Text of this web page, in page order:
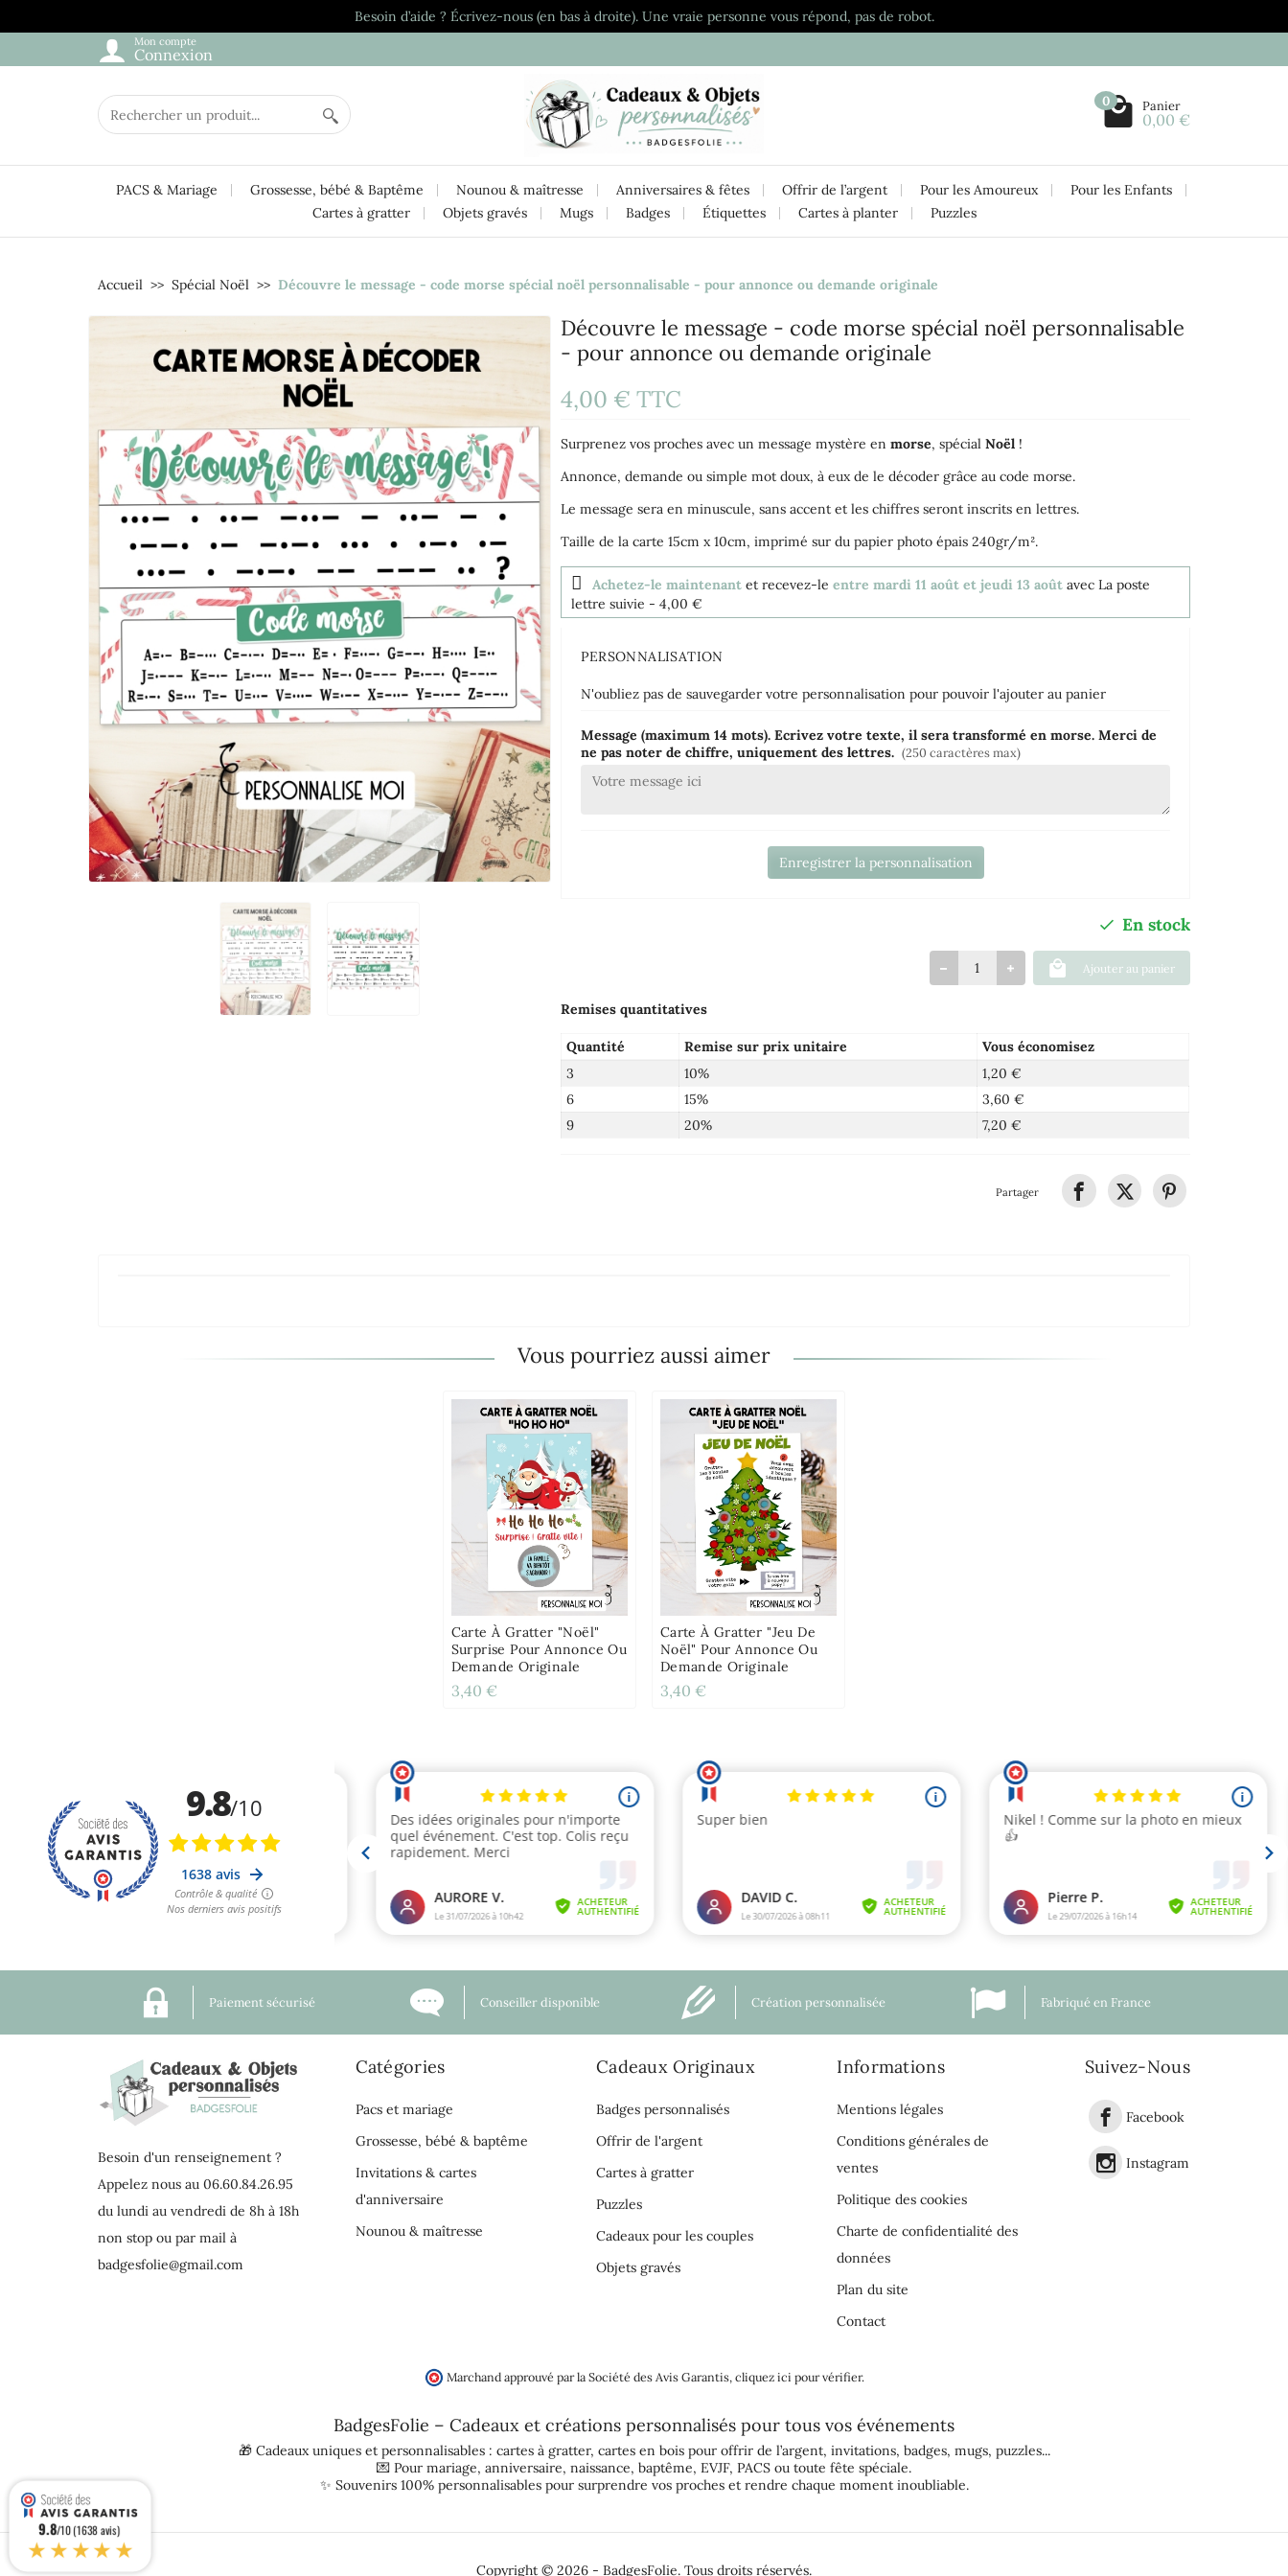
Besoin d’aide ? Écrivez-nous (en bas à droite). Une vraie personne vous répond, pas de robot.
Mon compte
Connexion
0 Panier
0,00 €
PACS & Mariage Grossesse, bébé & Baptême Nounou & maîtresse Anniversaires & fêtes Offrir de l’argent Pour les Amoureux
Pour les Enfants
Cartes à gratter
Objets gravés Mugs Badges Étiquettes Cartes à planter Puzzles
Accueil Spécial Noël Découvre le message - code morse spécial noël personnalisable - pour annonce ou demande originale
Découvre le message - code morse spécial noël personnalisable
- pour annonce ou demande originale
4,00 €TTC
Surprenez vos proches avec un message mystère enmorse, spécialNoël !
Annonce, demande ou simple mot doux, à eux de le décoder grâce au code morse.
Le message sera en minuscule, sans accent et les chiffres seront inscrits en lettres.
Taille de la carte 15cm x 10cm, imprimé sur du papier photo épais 240gr/m².
Achetez-le maintenant et recevez-leentre mardi 11 août et jeudi 13 août avec La poste
lettre suivie - 4,00 €
PERSONNALISATION
N'oubliez pas de sauvegarder votre personnalisation pour pouvoir l'ajouter au panier
Message (maximum 14 mots). Ecrivez votre texte, il sera transformé en morse. Merci de
ne pas noter de chiffre, uniquement des lettres. (250 caractères max)
Enregistrer la personnalisation
En stock
Ajouter au panier
Remises quantitatives
Quantité Remise sur prix unitaire
Vous économisez
3
10%
1,20 €
6
15%
3,60 €
9
20% 7,20 €
Partager
Vous pourriez aussi aimer
Carte À Gratter "Noël"
Surprise Pour Annonce Ou
Demande Originale
3,40 €
Carte À Gratter "Jeu De
Noël" Pour Annonce Ou
Demande Originale
3,40 €
Paiement sécurisé Conseiller disponible Création personnalisée Fabriqué en France
Besoin d'un renseignement ?
Appelez nous au 06.60.84.26.95
du lundi au vendredi de 8h à 18h
non stop ou par mail à
badgesfolie@gmail.com
Catégories
Pacs et mariage
Grossesse, bébé & baptême
Invitations & cartes
d'anniversaire
Nounou & maîtresse
Cadeaux Originaux
Badges personnalisés
Offrir de l'argent
Cartes à gratter
Puzzles
Cadeaux pour les couples
Objets gravés
Informations
Mentions légales
Conditions générales de
ventes
Politique des cookies
Charte de confidentialité des
données
Plan du site
Contact
Suivez-Nous
Facebook
Instagram
Marchand approuvé par la Société des Avis Garantis, cliquez ici pour vérifier.
BadgesFolie – Cadeaux et créations personnalisés pour tous vos événements
🎁 Cadeaux uniques et personnalisables : cartes à gratter, cartes en bois pour offrir de l’argent, invitations, badges, mugs, puzzles...
💌 Pour mariage, anniversaire, naissance, baptême, EVJF, PACS ou toute fête spéciale.
✨ Souvenirs 100% personnalisables pour surprendre vos proches et rendre chaque moment inoubliable.
Copyright © 2026 - BadgesFolie. Tous droits réservés.
9.8/10 (1638 avis)
★★★★★